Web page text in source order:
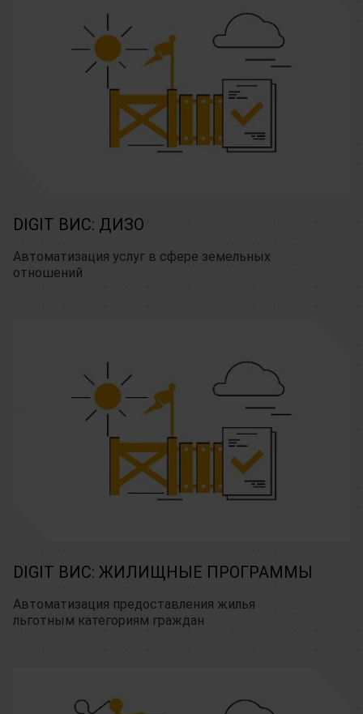
DIGIT ВИС: ДИЗО
Автоматизация услуг в сфере земельных
отношений
DIGIT ВИС: ЖИЛИЩНЫЕ ПРОГРАММЫ
Автоматизация предоставления жилья
льготным категориям граждан